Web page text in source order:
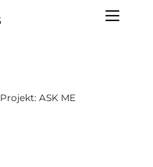
Projekt: ASK ME